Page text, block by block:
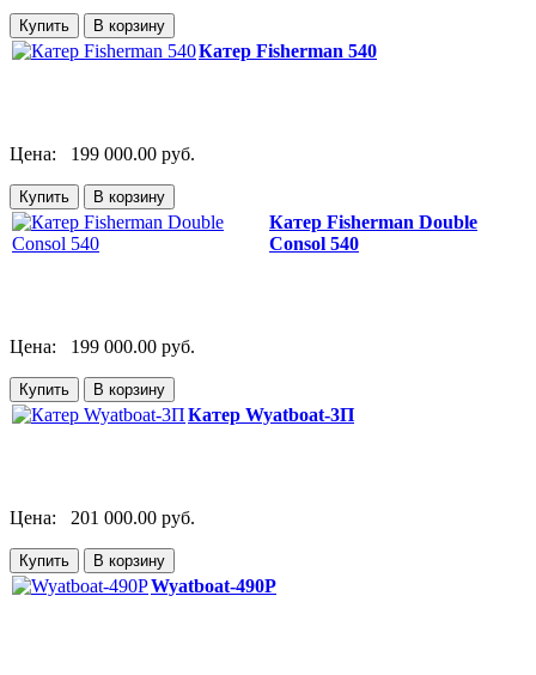
Катер Fisherman 540
Цена: 199 000.00 руб.
Катер Fisherman Double
Consol 540
Цена: 199 000.00 руб.
Катер Wyatboat-3П
Цена: 201 000.00 руб.
Wyatboat-490P